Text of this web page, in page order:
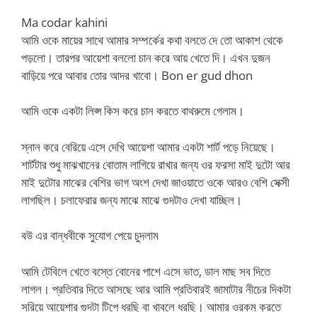
Ma codar kahini
আমি ওকে মায়ের সাথে আমার সম্পর্কের কথা বলতে দে তো আকাশ থেকে
পড়লো। তারপর আয়েশা বললো চান করে আয় খেতে দি। এখন দুজন
বাড়িয়ে পরে আবার তোর আদর খাবো। Bon er gud dhon
আমি ওকে একটা লিপ্স কিস করে চান করতে বাথরুমে গেলাম।
স্নান করে বেরিয়ে এসে দেখি আয়েশা আমার একটা শার্ট পড়ে নিয়েছে।
শার্টটার শুধু মাঝখানের বোতাম লাগিয়ে রাখার জন্য ওর ফরসা মাই দুটো আর
মাই দুটোর মাঝের বেশির ভাগ অংশ দেখা জাওয়াতে ওকে আরও বেশি সেক্সী
লাগছিল। চলাফেরার জন্য মাঝে মাঝে গুদটাও দেখা যাচ্ছিল।
বউ এর বান্ধবীকে সুযোগ পেয়ে চুদলাম
আমি টেবিলে খেতে বস্তে বোনের পাশে এসে ভাত, ডাল মাছ সব দিতে
লাগল। প্রতিবার দিতে আসছে আর আমি প্রতিবারই জামাটার নীচের দিকটা
সরিয়ে আয়েশার গুদটা টিপে ধরছি বা খাবলে ধরছি। আমার ওরকম করতে